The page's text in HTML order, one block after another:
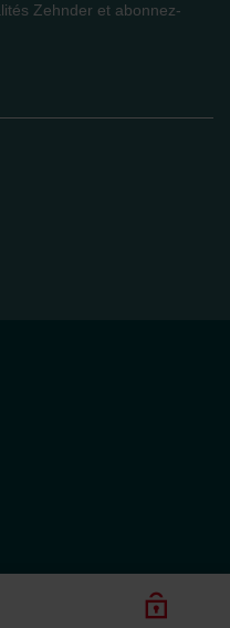
Zehnder et abonnez-